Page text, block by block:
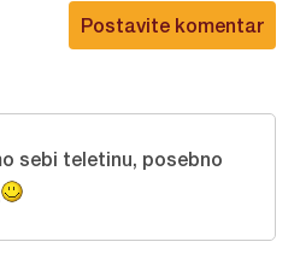
Postavite komentar
sebi teletinu, posebno